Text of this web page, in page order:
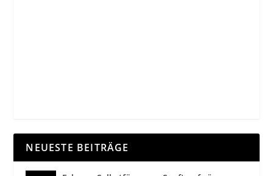
NEUESTE BEITRÄGE